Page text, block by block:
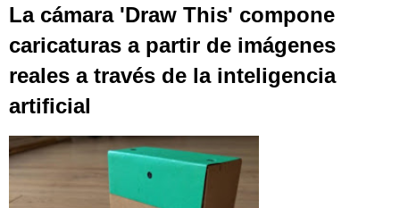
La cámara 'Draw This' compone
caricaturas a partir de imágenes
reales a través de la inteligencia
artificial